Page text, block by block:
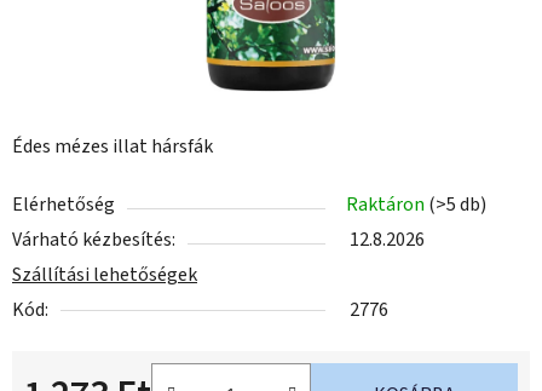
Édes mézes illat hársfák
Elérhetőség Raktáron (>5 db)
Várható kézbesítés:
12.8.2026
Szállítási lehetőségek
Kód:
2776